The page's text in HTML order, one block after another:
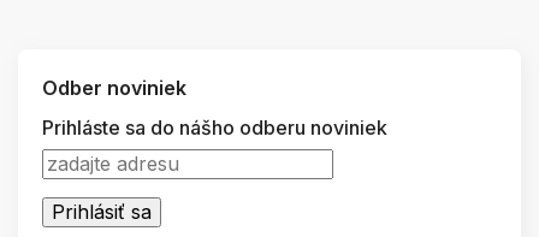
Odber noviniek
Prihláste sa do nášho odberu noviniek